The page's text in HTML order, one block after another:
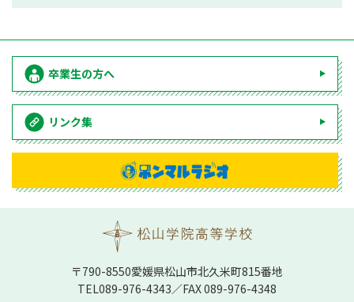
卒業生の方へ
リンク集
〒790-8550愛媛県松⼭市北久⽶町815番地
TEL089-976-4343／FAX 089-976-4348